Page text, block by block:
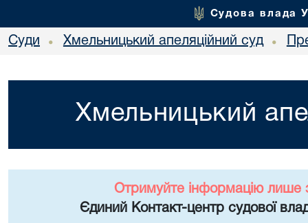
Судова влада
Суди • Хмельницький апеляційний суд •
Хмельницький
Отримуйте інформацію лише
Єдиний Контакт-центр судової